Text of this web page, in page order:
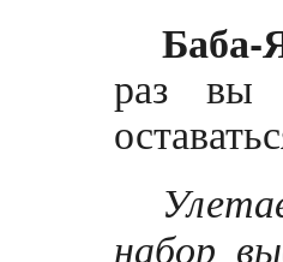
Баба-
раз вы
набор